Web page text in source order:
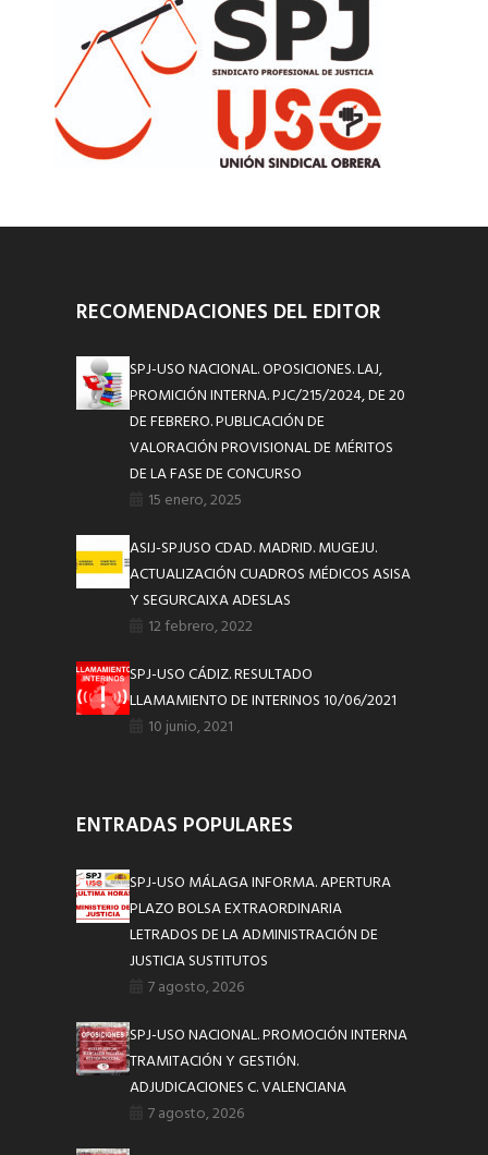
RECOMENDACIONES DEL EDITOR
SPJ-USO NACIONAL. OPOSICIONES. LAJ,
PROMICIÓN INTERNA. PJC/215/2024, DE 20
DE FEBRERO. PUBLICACIÓN DE
VALORACIÓN PROVISIONAL DE MÉRITOS
DE LA FASE DE CONCURSO
15 enero, 2025
ASIJ-SPJUSO CDAD. MADRID. MUGEJU.
ACTUALIZACIÓN CUADROS MÉDICOS ASISA
Y SEGURCAIXA ADESLAS
12 febrero, 2022
SPJ-USO CÁDIZ. RESULTADO
LLAMAMIENTO DE INTERINOS 10/06/2021
10 junio, 2021
ENTRADAS POPULARES
SPJ-USO MÁLAGA INFORMA. APERTURA
PLAZO BOLSA EXTRAORDINARIA
LETRADOS DE LA ADMINISTRACIÓN DE
JUSTICIA SUSTITUTOS
7 agosto, 2026
SPJ-USO NACIONAL. PROMOCIÓN INTERNA
TRAMITACIÓN Y GESTIÓN.
ADJUDICACIONES C. VALENCIANA
7 agosto, 2026